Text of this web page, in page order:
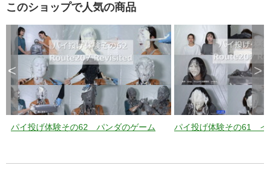
このショップで人気の商品
パイ投げ体験その62 パンダのゲーム パイ投げ体験その61 イ
< >